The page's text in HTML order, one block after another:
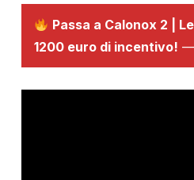
Passa a Calonox 2 |
1200 euro di incentivo! —